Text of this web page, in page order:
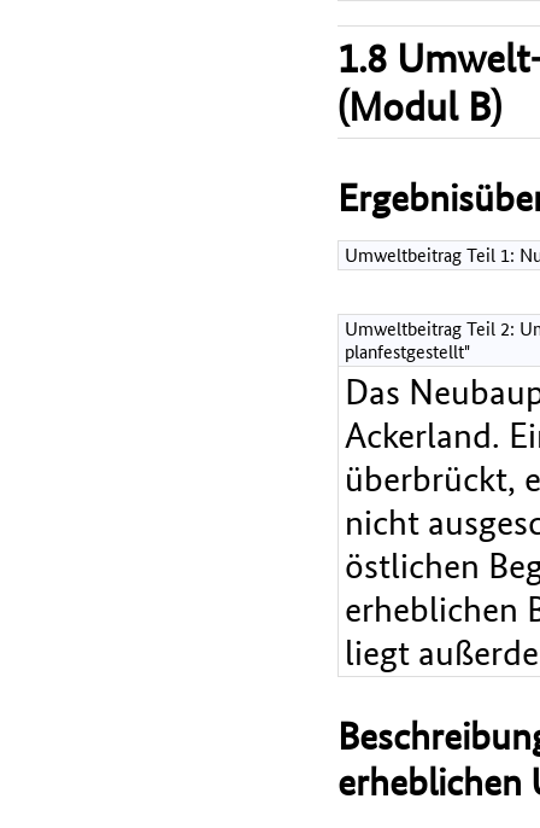
1.8
(Modul B)
Umweltbeitrag Teil 1:
Umweltbeitrag Teil 2:
planfestgestellt"
Das
Ackerland.
überbrückt,
nicht
östlichen
erheblichen
liegt
erheblichen